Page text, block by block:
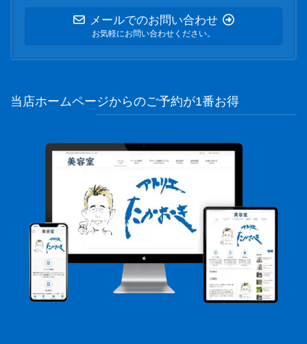
メールでのお問い合わせ
お気軽にお問い合わせください。
当店ホームページからのご予約が1番お得